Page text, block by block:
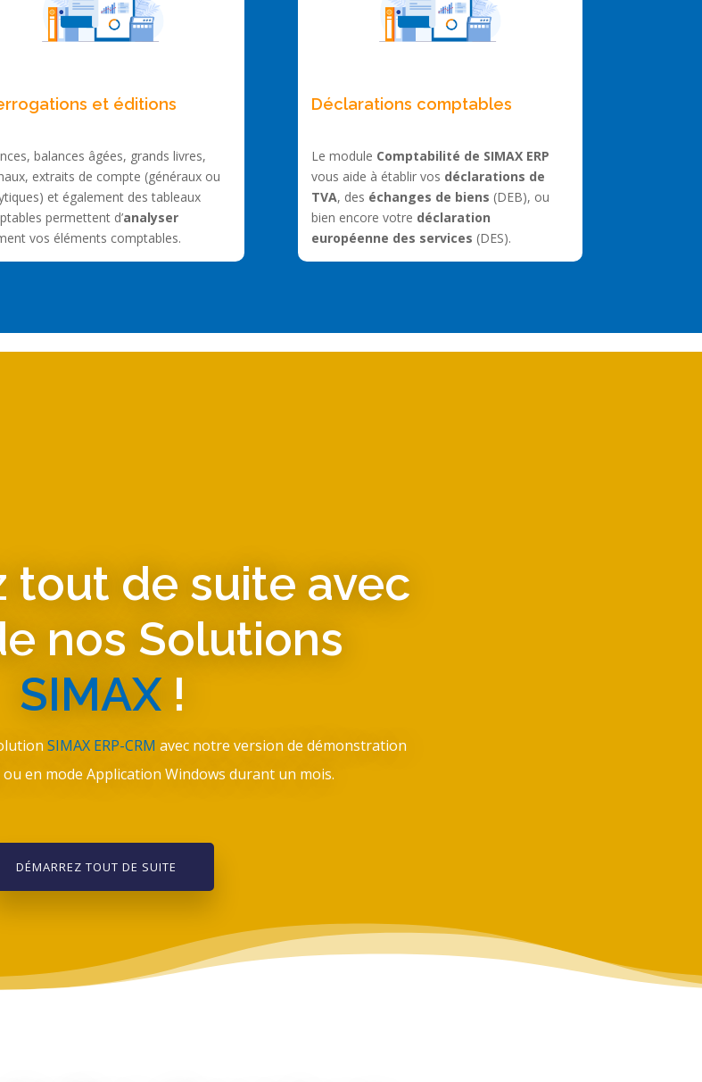
et éditions
balances âgées, grands livres,
extraits de compte (généraux ou
et également des tableaux
permettent d’analyser
vos éléments comptables.
Déclarations comptables
Le module Comptabilité de SIMAX ERP
vous aide à établir vos déclarations de
TVA, des échanges de biens (DEB), ou
bien encore votre déclaration
européenne des services (DES).
tout de suite avec
nos Solutions
SIMAX!
SIMAX ERP-CRM avec notre version de démonstration
ou en mode Application Windows durant un mois.
DÉMARREZ TOUT DE SUITE